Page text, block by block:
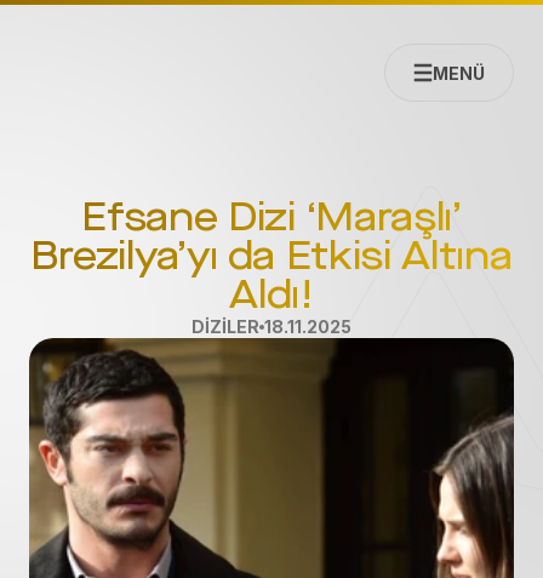
MENÜ
Efsane Dizi ‘Maraşlı’
Brezilya’yı da Etkisi Altına
Aldı!
DİZİLER 18.11.2025